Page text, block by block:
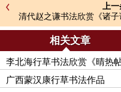
上
清代赵之谦书法欣赏《诸子
册
相关文章
李北海行草书法欣赏《晴热帖
广西蒙汉康行草书法作品